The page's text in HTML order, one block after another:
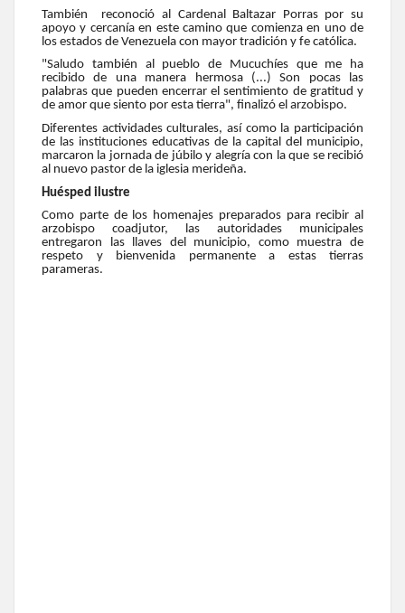
También reconoció al Cardenal Baltazar Porras por su
apoyo y cercanía en este camino que comienza en uno de
los estados de Venezuela con mayor tradición y fe católica.
"Saludo también al pueblo de Mucuchíes que me ha
recibido de una manera hermosa (...) Son pocas las
palabras que pueden encerrar el sentimiento de gratitud y
de amor que siento por esta tierra", finalizó el arzobispo.
Diferentes actividades culturales, así como la participación
de las instituciones educativas de la capital del municipio,
marcaron la jornada de júbilo y alegría con la que se recibió
al nuevo pastor de la iglesia merideña.
Huésped ilustre
Como parte de los homenajes preparados para recibir al
arzobispo coadjutor, las autoridades municipales
entregaron las llaves del municipio, como muestra de
respeto y bienvenida permanente a estas tierras
parameras.